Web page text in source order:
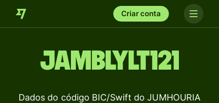
Criar conta
JAMBLYLT121
Dados do código BIC/Swift do JUMHOURIA